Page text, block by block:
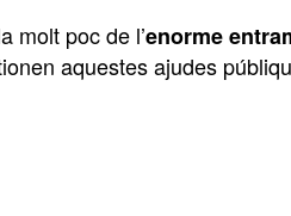
molt poc de l’enorme
aquestes ajudes